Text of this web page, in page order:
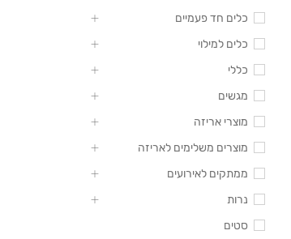
כלים חד פעמיים
כלים למילוי
כללי
מגשים
מוצרי אריזה
מוצרים משלימים לאריזה
ממתקים לאירועים
נרות
סטים